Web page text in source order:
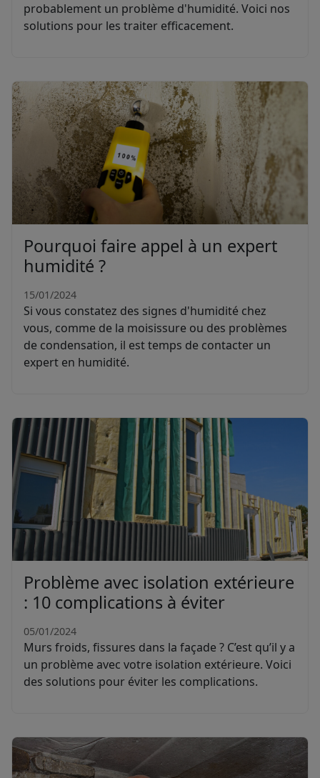
probablement un problème d'humidité. Voici nos
solutions pour les traiter efficacement.
Pourquoi faire appel à un expert
humidité ?
15/01/2024
Si vous constatez des signes d'humidité chez
vous, comme de la moisissure ou des problèmes
de condensation, il est temps de contacter un
expert en humidité.
Problème avec isolation extérieure
: 10 complications à éviter
05/01/2024
Murs froids, fissures dans la façade ? C’est qu’il y a
un problème avec votre isolation extérieure. Voici
des solutions pour éviter les complications.